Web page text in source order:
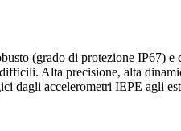
(grado di protezione IP67) e
Alta precisione, alta
dagli accelerometri IEPE agli